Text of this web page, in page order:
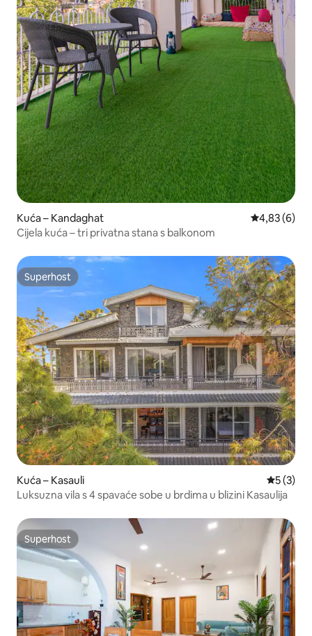
Kuća – Kandaghat Prosječna
4,83 (6)
Cijela kuća – tri privatna stana s balkonom
Superhost
Superhost
Kuća – Kasauli
5 (3)
Luksuzna vila s 4 spavaće sobe u brdima u blizini Kasaulija
Superhost
Superhost